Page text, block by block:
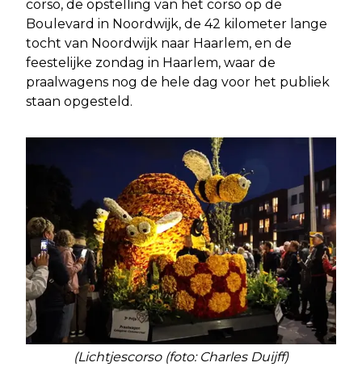
corso, de opstelling van het corso op de
Boulevard in Noordwijk, de 42 kilometer lange
tocht van Noordwijk naar Haarlem, en de
feestelijke zondag in Haarlem, waar de
praalwagens nog de hele dag voor het publiek
staan opgesteld.
(Lichtjescorso (foto: Charles Duijff)